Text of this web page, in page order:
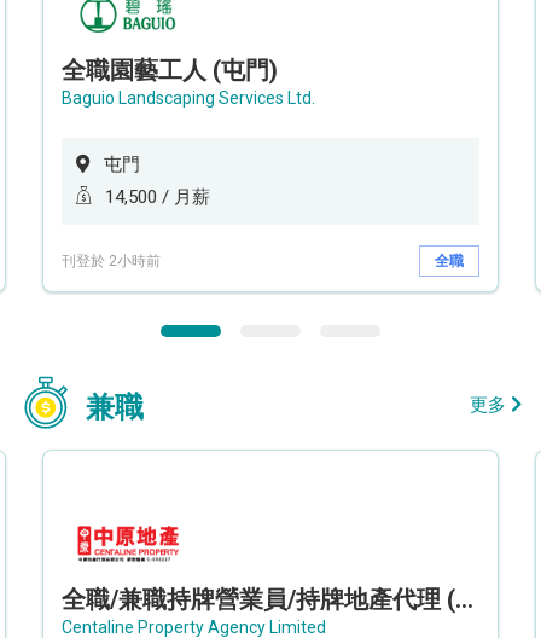
全職園藝工人 (屯門)
Baguio Landscaping Services Ltd.
屯門
14,500 / 月薪
刊登於 2小時前 全職
兼職 更多
全職/兼職持牌營業員/持牌地產代理 (長沙灣/將軍澳/油塘)
Centaline Property Agency Limited